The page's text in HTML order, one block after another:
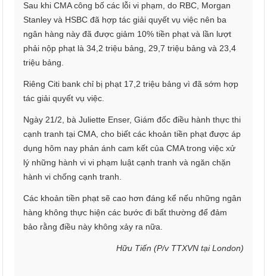
Sau khi CMA công bố các lỗi vi phạm, do RBC, Morgan
Stanley và HSBC đã hợp tác giải quyết vụ việc nên ba
ngân hàng này đã được giảm 10% tiền phạt và lần lượt
phải nộp phạt là 34,2 triệu bảng, 29,7 triệu bảng và 23,4
triệu bảng.
Riêng Citi bank chỉ bị phạt 17,2 triệu bảng vì đã sớm hợp
tác giải quyết vụ việc.
Ngày 21/2, bà Juliette Enser, Giám đốc điều hành thực thi
cạnh tranh tại CMA, cho biết các khoản tiền phạt được áp
dụng hôm nay phản ánh cam kết của CMA trong việc xử
lý những hành vi vi phạm luật cạnh tranh và ngăn chặn
hành vi chống cạnh tranh.
Các khoản tiền phạt sẽ cao hơn đáng kể nếu những ngân
hàng không thực hiện các bước đi bất thường để đảm
bảo rằng điều này không xảy ra nữa.
Hữu Tiến (P/v TTXVN tại London)